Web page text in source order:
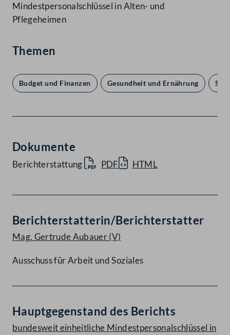
Mindestpersonalschlüssel in Alten- und
Pflegeheimen
Themen
Budget und Finanzen Gesundheit und Ernährung
Dokumente
Berichterstattung PDF HTML
Berichterstatterin/Berichterstatter
Mag. Gertrude Aubauer(V)
Ausschuss für Arbeit und Soziales
Hauptgegenstand des Berichts
bundesweit einheitliche Mindestpersonalschlüssel in